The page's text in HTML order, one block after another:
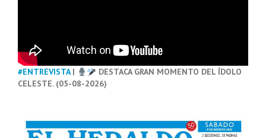
#ENTREVISTA|
DESTACA GRAN MOMENTO DEL ÍDOLO
CELESTE. (05-08-2026)